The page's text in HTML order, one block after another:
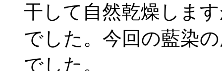
干して自然乾燥しま
でした。今回の藍染
でした。